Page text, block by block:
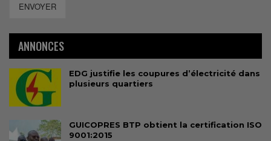
ENVOYER
ANNONCES
EDG justifie les coupures d’électricité dans
plusieurs quartiers
GUICOPRES BTP obtient la certification ISO
9001:2015